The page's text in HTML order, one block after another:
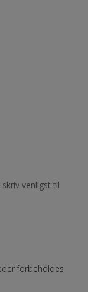
venligst til
forbeholdes